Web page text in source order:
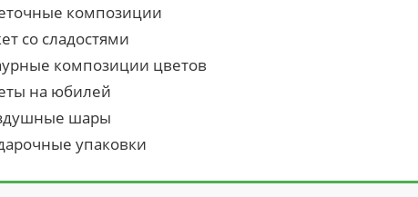
композиции
со сладостями
композиции цветов
на юбилей
шары
упаковки